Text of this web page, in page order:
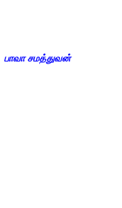
பாவா சமத்துவன்